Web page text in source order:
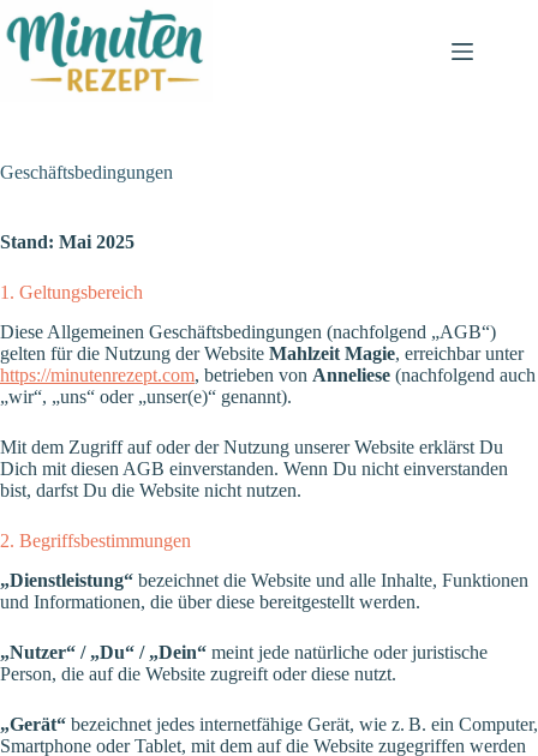
Inhalt
springen
Geschäftsbedingungen
Stand: Mai 2025
1. Geltungsbereich
Diese Allgemeinen Geschäftsbedingungen (nachfolgend „AGB“)
gelten für die Nutzung der Website Mahlzeit Magie, erreichbar unter
https://minutenrezept.com, betrieben von Anneliese (nachfolgend auch
„wir“, „uns“ oder „unser(e)“ genannt).
Mit dem Zugriff auf oder der Nutzung unserer Website erklärst Du
Dich mit diesen AGB einverstanden. Wenn Du nicht einverstanden
bist, darfst Du die Website nicht nutzen.
2. Begriffsbestimmungen
„Dienstleistung“ bezeichnet die Website und alle Inhalte, Funktionen
und Informationen, die über diese bereitgestellt werden.
„Nutzer“ / „Du“ / „Dein“ meint jede natürliche oder juristische
Person, die auf die Website zugreift oder diese nutzt.
„Gerät“ bezeichnet jedes internetfähige Gerät, wie z. B. ein Computer,
Smartphone oder Tablet, mit dem auf die Website zugegriffen werden